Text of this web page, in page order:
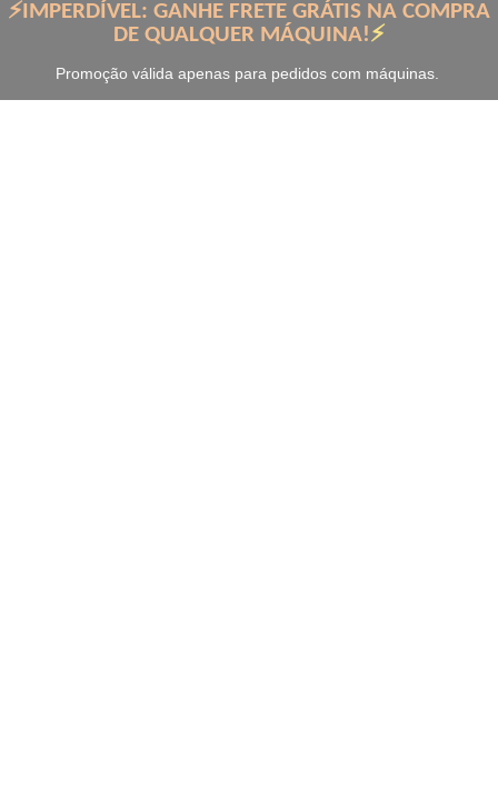
⚡IMPERDÍVEL: GANHE FRETE GRÁTIS NA COMPRA
DE QUALQUER MÁQUINA!⚡
Promoção válida apenas para pedidos com máquinas.